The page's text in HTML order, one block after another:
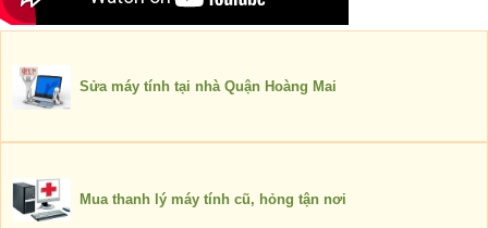
Sửa máy tính tại nhà Quận Hoàng Mai
Mua thanh lý máy tính cũ, hỏng tận nơi